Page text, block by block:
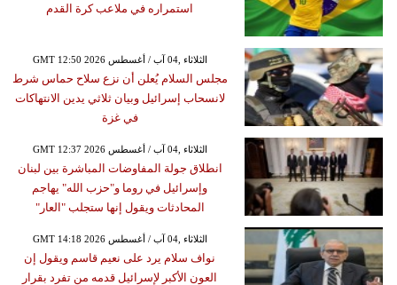
استمراره في ملاعب كرة القدم
GMT 12:50 2026 الثلاثاء ,04 آب / أغسطس
مجلس السلام يُعلن أن نزع سلاح حماس شرط
لانسحاب إسرائيل وبيان ثلاثي يدين الانتهاكات
في غزة
GMT 12:37 2026 الثلاثاء ,04 آب / أغسطس
انطلاق جولة المفاوضات المباشرة بين لبنان
وإسرائيل في روما و"حزب الله" يهاجم
المحادثات ويقول إنها ستجلب "العار"
GMT 14:18 2026 الثلاثاء ,04 آب / أغسطس
نواف سلام يرد على نعيم قاسم ويقول إن
العون الأكبر لإسرائيل قدمه من تفرد بقرار